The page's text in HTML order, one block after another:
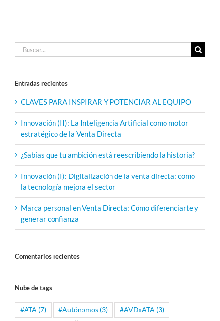
Buscar:
Entradas recientes
CLAVES PARA INSPIRAR Y POTENCIAR AL EQUIPO
Innovación (II): La Inteligencia Artificial como motor
estratégico de la Venta Directa
¿Sabías que tu ambición está reescribiendo la historia?
Innovación (I): Digitalización de la venta directa: como
la tecnología mejora el sector
Marca personal en Venta Directa: Cómo diferenciarte y
generar confianza
Comentarios recientes
Nube de tags
#ATA (7) #Autónomos (3) #AVDxATA (3)